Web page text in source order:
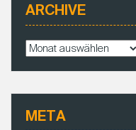
ARCHIVE
A
h
i
v
META